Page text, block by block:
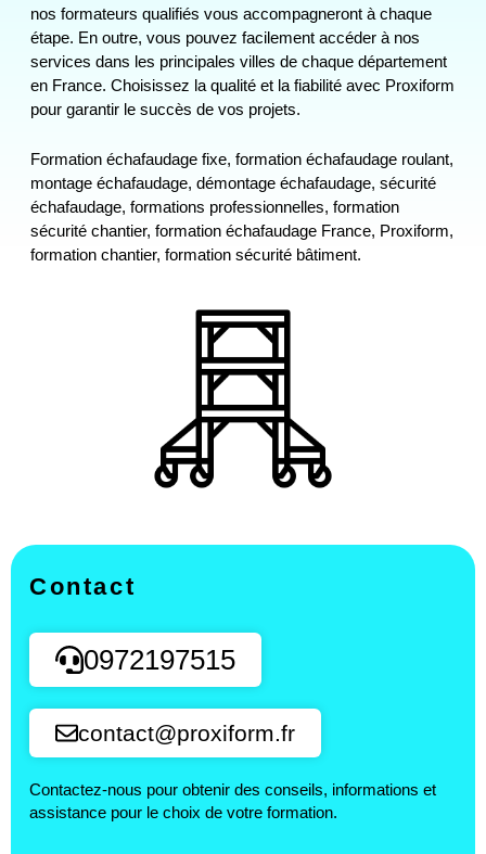
nos formateurs qualifiés vous accompagneront à chaque
étape. En outre, vous pouvez facilement accéder à nos
services dans les principales villes de chaque département
en France. Choisissez la qualité et la fiabilité avec Proxiform
pour garantir le succès de vos projets.
Formation échafaudage fixe, formation échafaudage roulant,
montage échafaudage, démontage échafaudage, sécurité
échafaudage, formations professionnelles, formation
sécurité chantier, formation échafaudage France, Proxiform,
formation chantier, formation sécurité bâtiment.
Contact
0972197515
contact@proxiform.fr
Contactez-nous pour obtenir des conseils, informations et
assistance pour le choix de votre formation.